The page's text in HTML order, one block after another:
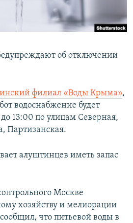
КРЫМА
об отключении
филиал «Воды Крыма»,
водоснабжение будет
до 13:00 по улицам Северная,
Партизанская.
алуштинцев иметь запас
Москве
хозяйству и мелиорации
сообщил, что питьевой воды в